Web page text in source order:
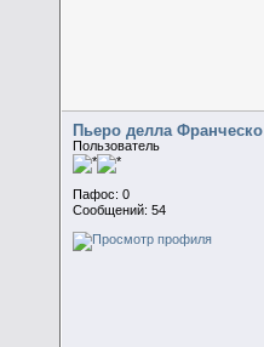
Пьеро делла Франческо
Пользователь
Пафос: 0
Сообщений: 54